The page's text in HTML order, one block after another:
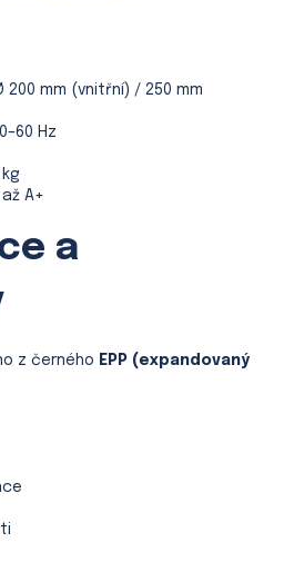
200 mm (vnitřní) / 250 mm
Hz
A+
a
z černého EPP (expandovaný